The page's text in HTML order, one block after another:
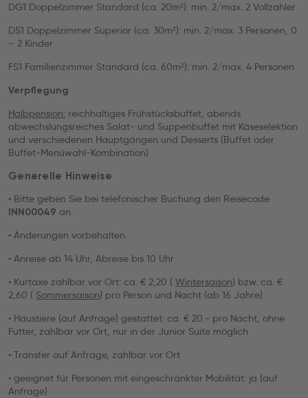
DG1 Doppelzimmer Standard (ca. 20m²): min. 2/max. 2 Vollzahler
DS1 Doppelzimmer Superior (ca. 30m²): min. 2/max. 3 Personen, 0
– 2 Kinder
FS1 Familienzimmer Standard (ca. 60m²): min. 2/max. 4 Personen
Verpflegung
Halbpension: reichhaltiges Frühstücksbuffet, abends
abwechslungsreiches Salat- und Suppenbuffet mit Käseselektion
und verschiedenen Hauptgängen und Desserts (Buffet oder
Buffet-Menüwahl-Kombination)
Generelle Hinweise
• Bitte geben Sie bei telefonischer Buchung den Reisecode
INN00049 an.
• Änderungen vorbehalten.
• Anreise ab 14 Uhr, Abreise bis 10 Uhr
• Kurtaxe zahlbar vor Ort: ca. € 2,20 ( Wintersaison) bzw. ca. €
2,60 ( Sommersaison) pro Person und Nacht (ab 16 Jahre)
• Haustiere (auf Anfrage) gestattet: ca. € 20.- pro Nacht, ohne
Futter, zahlbar vor Ort, nur in der Junior Suite möglich
• Transfer auf Anfrage, zahlbar vor Ort
• geeignet für Personen mit eingeschränkter Mobilität: ja (auf
Anfrage)